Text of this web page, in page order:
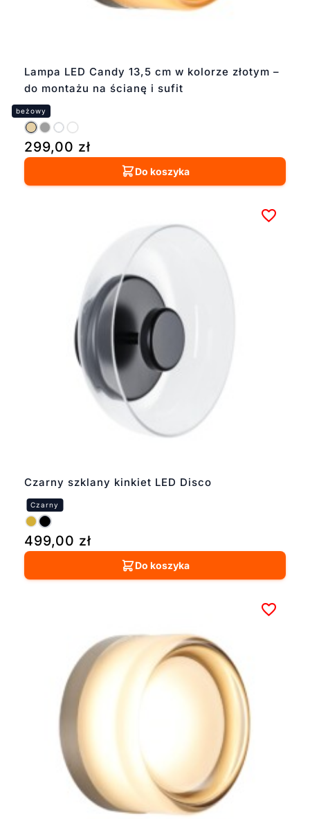
Lampa LED Candy 13,5 cm w kolorze złotym –
do montażu na ścianę i sufit
299,00 zł
Do koszyka
Czarny szklany kinkiet LED Disco
499,00 zł
Do koszyka